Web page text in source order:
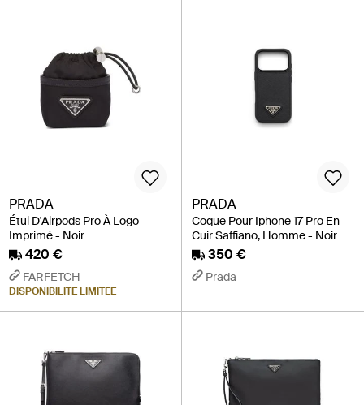
PRADA
Étui D'Airpods Pro À Logo
Imprimé - Noir
420 €
FARFETCH
DISPONIBILITÉ LIMITÉE
PRADA
Coque Pour Iphone 17 Pro En
Cuir Saffiano, Homme - Noir
350 €
Prada